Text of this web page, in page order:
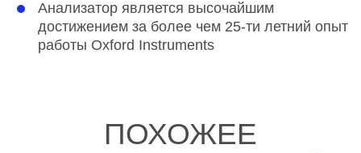
Анализатор является высочайшим
достижением за более чем 25-ти летний опыт
работы Oxford Instruments
ПОХОЖЕЕ